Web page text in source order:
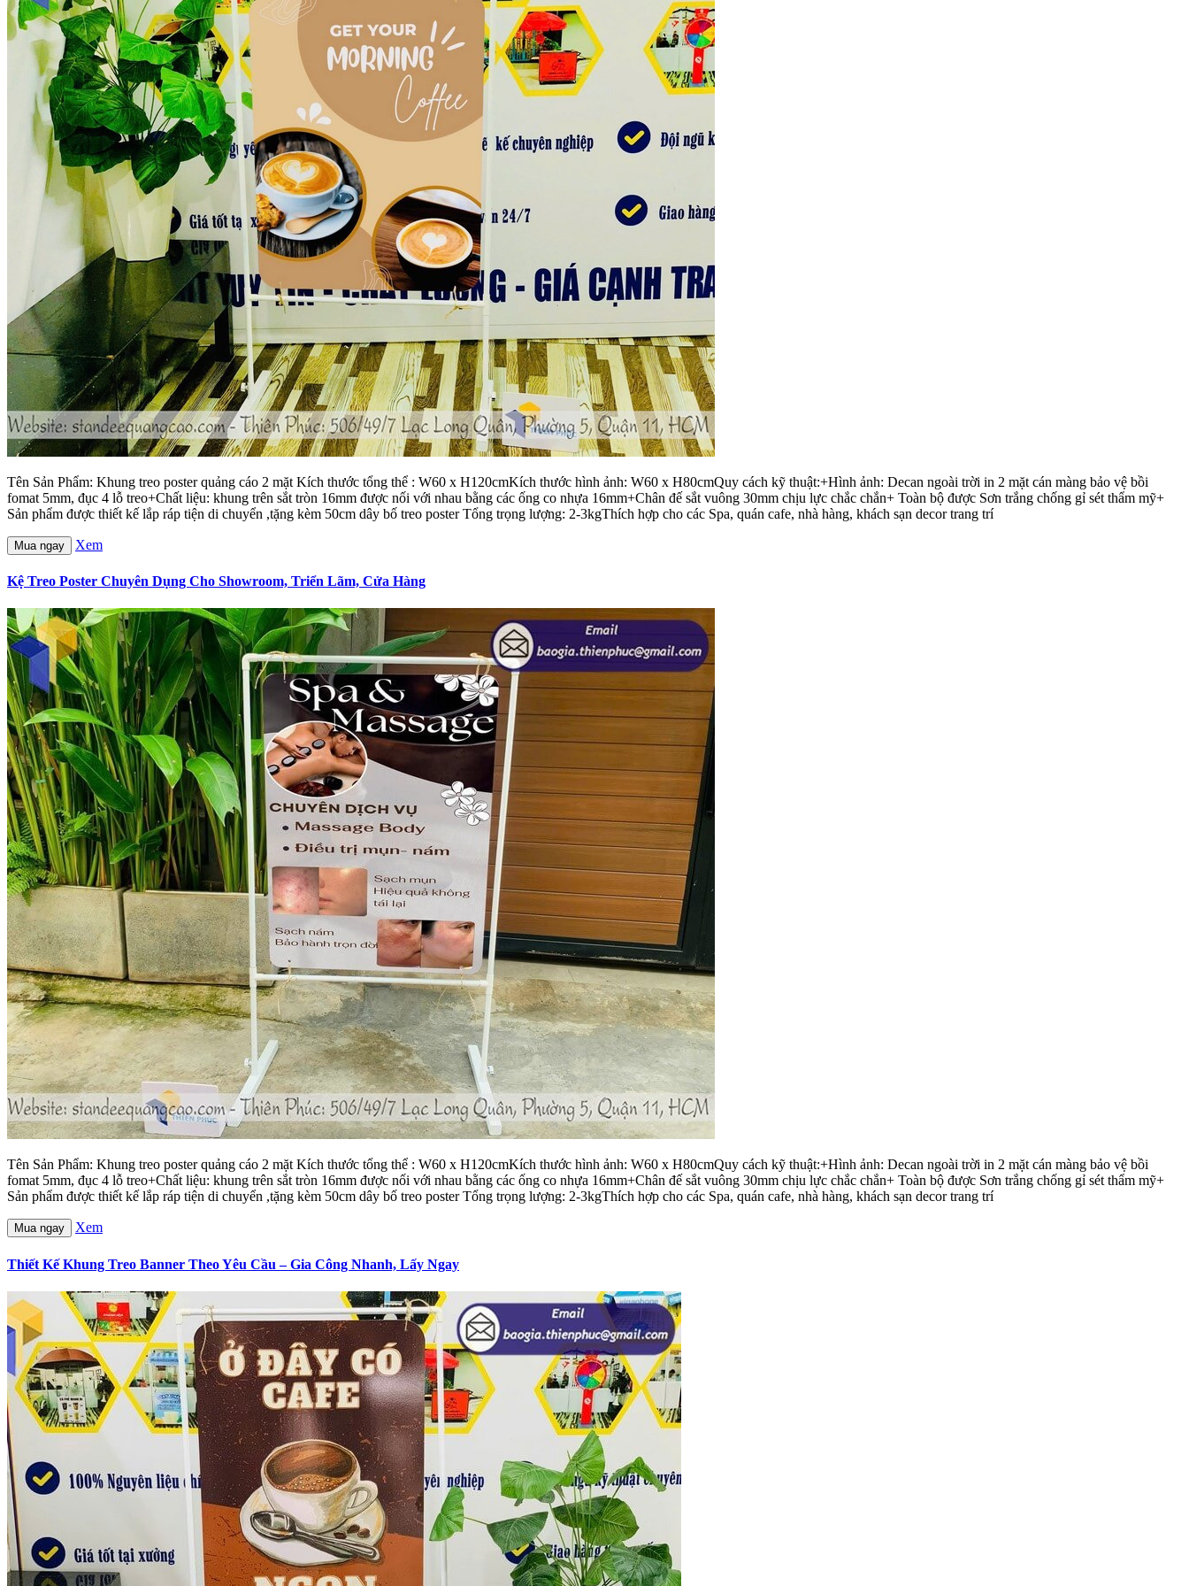
Tên Sản Phẩm: Khung treo poster quảng cáo 2 mặt Kích thước tổng thể : W60 x H120cmKích thước hình ảnh: W60 x H80cmQuy cách kỹ thuật:+Hình ảnh: Decan ngoài trời in 2 mặt cán màng bảo vệ bồi
fomat 5mm, đục 4 lỗ treo+Chất liệu: khung trên sắt tròn 16mm được nối với nhau bằng các ống co nhựa 16mm+Chân đế sắt vuông 30mm chịu lực chắc chắn+ Toàn bộ được Sơn trắng chống gỉ sét thẩm mỹ+
Sản phẩm được thiết kế lắp ráp tiện di chuyển ,tặng kèm 50cm dây bố treo poster Tổng trọng lượng: 2-3kgThích hợp cho các Spa, quán cafe, nhà hàng, khách sạn decor trang trí
Mua ngay Xem
Kệ Treo Poster Chuyên Dụng Cho Showroom, Triển Lãm, Cửa Hàng
Tên Sản Phẩm: Khung treo poster quảng cáo 2 mặt Kích thước tổng thể : W60 x H120cmKích thước hình ảnh: W60 x H80cmQuy cách kỹ thuật:+Hình ảnh: Decan ngoài trời in 2 mặt cán màng bảo vệ bồi
fomat 5mm, đục 4 lỗ treo+Chất liệu: khung trên sắt tròn 16mm được nối với nhau bằng các ống co nhựa 16mm+Chân đế sắt vuông 30mm chịu lực chắc chắn+ Toàn bộ được Sơn trắng chống gỉ sét thẩm mỹ+
Sản phẩm được thiết kế lắp ráp tiện di chuyển ,tặng kèm 50cm dây bố treo poster Tổng trọng lượng: 2-3kgThích hợp cho các Spa, quán cafe, nhà hàng, khách sạn decor trang trí
Mua ngay Xem
Thiết Kế Khung Treo Banner Theo Yêu Cầu – Gia Công Nhanh, Lấy Ngay